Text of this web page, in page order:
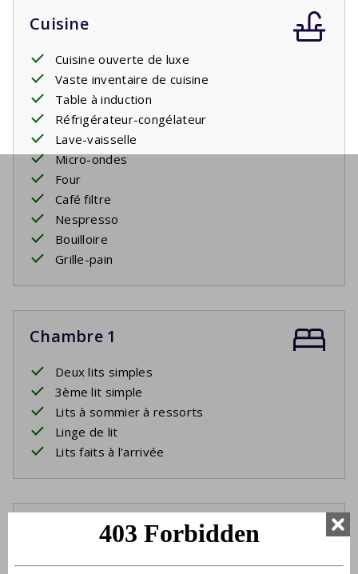
Cuisine
Cuisine ouverte de luxe
Vaste inventaire de cuisine
Table à induction
Réfrigérateur-congélateur
Lave-vaisselle
Micro-ondes
Four
Café filtre
Nespresso
Bouilloire
Grille-pain
Chambre 1
Deux lits simples
3ème lit simple
Lits à sommier à ressorts
Linge de lit
Lits faits à l'arrivée
Chambre 2
Lit double